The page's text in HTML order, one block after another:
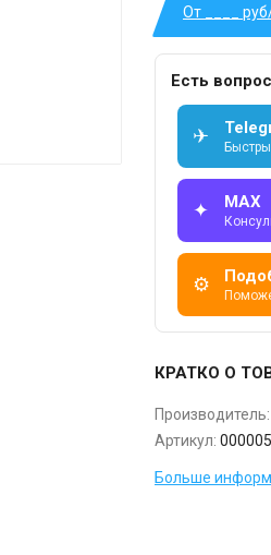
От ____
Есть
✈
✦ MAX
⚙
КРАТКО О
Производитель:
Артикул:
Больше